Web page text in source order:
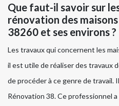
Que faut-il savoir sur
rénovation des
38260 et ses environs ?
Les travaux qui concernent les
il est utile de réaliser des travaux
de procéder à ce genre de
Rénovation 38. Ce professionnel